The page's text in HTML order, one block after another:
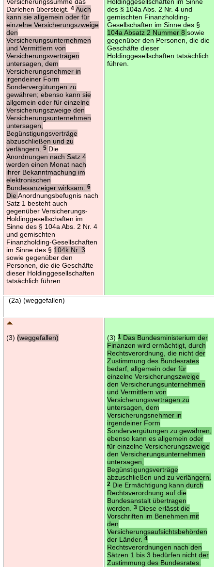
Darlehen übersteigt.
4 Auch
kann sie allgemein oder für
einzelne Versicherungszweige
den
Versicherungsunternehmen
und Vermittlern von
Versicherungsverträgen
untersagen, dem
Versicherungsnehmer in
irgendeiner Form
Sondervergütungen zu
gewähren; ebenso kann sie
allgemein oder für einzelne
Versicherungszweige den
Versicherungsunternehmen
untersagen,
Begünstigungsverträge
abzuschließen und zu
verlängern.
5 Die
Anordnungen nach Satz 4
werden einen Monat nach
ihrer Bekanntmachung im
elektronischen
Bundesanzeiger wirksam.
6
DieAnordnungsbefugnis nach
Satz 1 besteht auch
gegenüber Versicherungs-
Holdinggesellschaften im
Sinne des § 104a Abs. 2 Nr. 4
und gemischten
Finanzholding-Gesellschaften
im Sinne des § 104k Nr. 3
sowie gegenüber den
Personen, die die Geschäfte
dieser Holdinggesellschaften
tatsächlich führen.
des § 104a Abs. 2 Nr. 4 und
gemischten Finanzholding-
Gesellschaften im Sinne des §
104a Absatz 2 Nummer 8 sowie
gegenüber den Personen, die die
Geschäfte dieser
Holdinggesellschaften tatsächlich
führen.
(2a) (weggefallen)
(3) (weggefallen) (3) 1Das Bundesministerium der
Finanzen wird ermächtigt, durch
Rechtsverordnung, die nicht der
Zustimmung des Bundesrates
bedarf, allgemein oder für
einzelne Versicherungszweige
den Versicherungsunternehmen
und Vermittlern von
Versicherungsverträgen zu
untersagen, dem
Versicherungsnehmer in
irgendeiner Form
Sondervergütungen zu gewähren;
ebenso kann es allgemein oder
für einzelne Versicherungszweige
den Versicherungsunternehmen
untersagen,
Begünstigungsverträge
abzuschließen und zu verlängern.
2Die Ermächtigung kann durch
Rechtsverordnung auf die
Bundesanstalt übertragen
werden.
3Diese erlässt die
Vorschriften im Benehmen mit
den
Versicherungsaufsichtsbehörden
der Länder. 4
Rechtsverordnungen nach den
Sätzen 1 bis 3 bedürfen nicht der
Zustimmung des Bundesrates.